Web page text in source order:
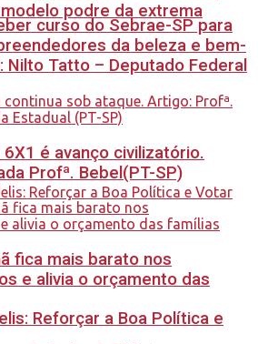
podre da extrema
Nilto Tatto – Deputado Federal
Reforçar a Boa Política e
curso do Sebrae-SP para
da beleza e bem-
6X1 é avanço civilizatório.
Profª. Bebel(PT-SP)
fica mais barato nos
e alivia o orçamento das